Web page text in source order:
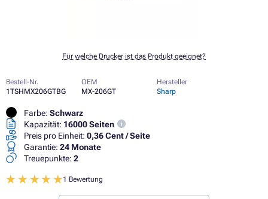
Für welche Drucker ist das Produkt geeignet?
Bestell-Nr.
1TSHMX206GTBG
OEM
MX-206GT
Hersteller
Sharp
Farbe: Schwarz
Kapazität: 16000 Seiten
Preis pro Einheit: 0,36 Cent / Seite
Garantie: 24 Monate
Treuepunkte: 2
1 Bewertung